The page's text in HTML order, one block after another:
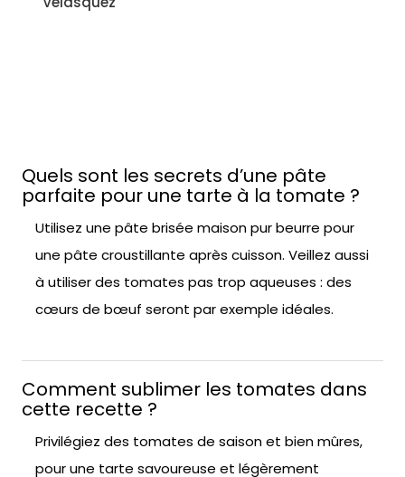
Quels sont les secrets d’une pâte
parfaite pour une tarte à la tomate ?
Utilisez une pâte brisée maison pur beurre pour
une pâte croustillante après cuisson. Veillez aussi
à utiliser des tomates pas trop aqueuses : des
cœurs de bœuf seront par exemple idéales.
Comment sublimer les tomates dans
cette recette ?
Privilégiez des tomates de saison et bien mûres,
pour une tarte savoureuse et légèrement